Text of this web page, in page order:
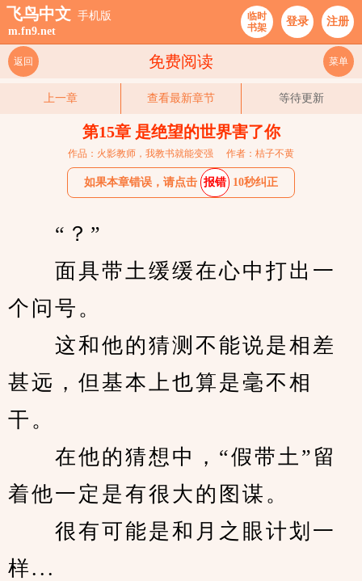
飞鸟中文 手机版
m.fn9.net
临时
书架
登录 注册
免费阅读
返回 菜单
上一章 查看最新章节 等待更新
第15章 是绝望的世界害了你
作品：火影教师，我教书就能变强 作者：桔子不黄
如果本章错误，请点击 报错 10秒纠正
“？”
面具带土缓缓在心中打出一
个问号。
这和他的猜测不能说是相差
甚远，但基本上也算是毫不相
干。
在他的猜想中，“假带土”留
着他一定是有很大的图谋。
很有可能是和月之眼计划一
样...